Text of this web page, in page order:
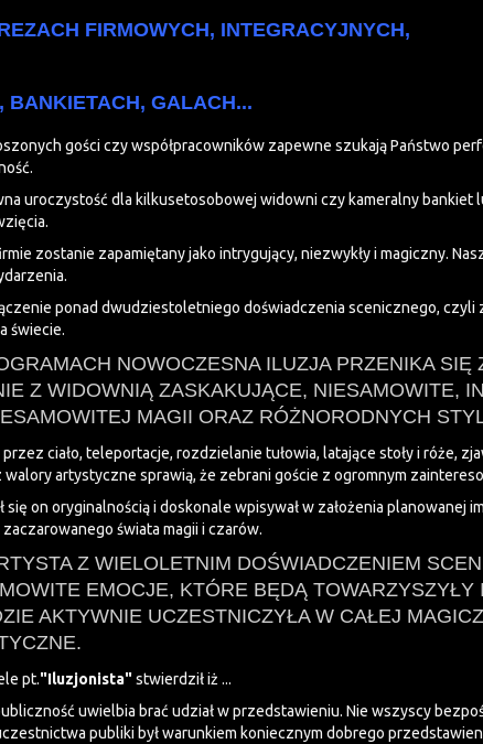
FIRMOWYCH, INTEGRACYJNYCH,
BANKIETACH, GALACH...
gości czy współpracowników zapewne szukają Państwo
uroczystość dla kilkusetosobowej widowni czy kameralny
zostanie zapamiętany jako intrygujący, niezwykły i magiczny.
ponad dwudziestoletniego doświadczenia scenicznego,
świecie.
NOWOCZESNA ILUZJA PRZENIKA
Z WIDOWNIĄ ZASKAKUJĄCE, NIESAMOWITE,
MAGII ORAZ RÓŻNORODNYCH
ciało, teleportacje, rozdzielanie tułowia, latające stoły i róże,
artystyczne sprawią, że zebrani goście z ogromnym
on oryginalnością i doskonale wpisywał w założenia
świata magii i czarów.
Z WIELOLETNIM DOŚWIADCZENIEM
EMOCJE, KTÓRE BĘDĄ
AKTYWNIE UCZESTNICZYŁA W CAŁEJ
pt."Iluzjonista"stwierdził iż ...
uwielbia brać udział w przedstawieniu. Nie wszyscy
publiki był warunkiem koniecznym dobrego